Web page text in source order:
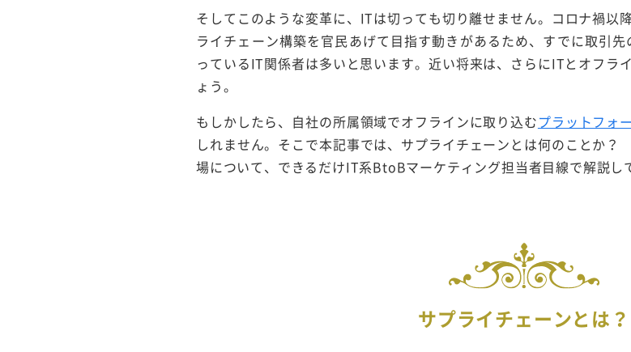
そしてこのような変革に、ITは切っても切り離せません。コロナ禍以
ライチェーン構築を官民あげて目指す動きがあるため、すでに取引
っているIT関係者は多いと思います。近い将来は、さらにITとオフラ
ょう。
もしかしたら、自社の所属領域でオフラインに取り込むプラットフォ
しれません。そこで本記事では、サプライチェーンとは何のことか
場について、できるだけIT系BtoBマーケティング担当者目線で解説し
サプライチェーンとは？